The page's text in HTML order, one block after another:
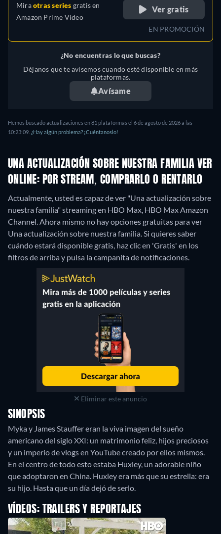
Miraotras series gratis en
Amazon Prime Video
Ver gratis
EN PROMOCIÓN
¿No encuentras lo que buscas?
Déjanos que te avisemos cuando esté disponible en más
plataformas.
Avísame
Hemos buscado actualizaciones en 81 plataformas el 6 de agosto de 2026 a las
10:23:09. ¿Hay algún problema? ¡Cuéntanoslo!
UNA ACTUALIZACIÓN SOBRE NUESTRA FAMILIA VER
ONLINE: POR STREAM, COMPRARLO O RENTARLO
Actualmente, usted es capaz de ver "Una actualización sobre
nuestra familia" streaming en HBO Max, HBO Max Amazon
Channel. Ahora mismo no hay opciones gratuitas para ver
Una actualización sobre nuestra familia. Si quieres saber
cuándo estará disponible gratis, haz clic en 'Gratis' en los
filtros de arriba y pulsa la campanita de notificaciones.
Eliminar este anuncio
SINOPSIS
Myka y James Stauffer eran la viva imagen del sueño
americano del siglo XXI: un matrimonio feliz, hijos preciosos
y un imperio de vlogs en YouTube creado por ellos mismos.
En el centro de todo esto estaba Huxley, un adorable niño
que adoptaron en China. Huxley era más que su estrella: era
su hijo. Hasta que un día dejó de serlo.
VÍDEOS: TRAILERS Y REPORTAJES